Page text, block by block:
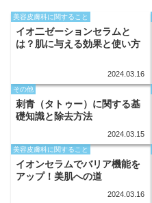
美容皮膚科に関すること
イオ二ゼーションセラムと
は？肌に与える効果と使い方
2024.03.16
その他
刺青（タトゥー）に関する基
礎知識と除去方法
2024.03.15
美容皮膚科に関すること
イオンセラムでバリア機能を
アップ！美肌への道
2024.03.16